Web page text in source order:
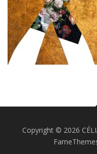
Copyright © 2026